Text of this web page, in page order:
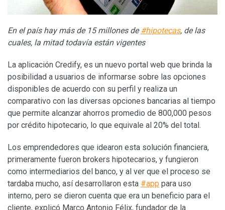
En el país hay más de 15 millones de#hipotecas, de las
cuales, la mitad todavía están vigentes
La aplicación Credify, es un nuevo portal web que brinda la
posibilidad a usuarios de informarse sobre las opciones
disponibles de acuerdo con su perfil y realiza un
comparativo con las diversas opciones bancarias al tiempo
que permite alcanzar ahorros promedio de 800,000 pesos
por crédito hipotecario, lo que equivale al 20% del total.
Los emprendedores que idearon esta solución financiera,
primeramente fueron brokers hipotecarios, y fungieron
como intermediarios del banco, y al ver que el proceso se
tardaba mucho, así desarrollaron esta #app para uso
interno, pero se dieron cuenta que era un beneficio para el
cliente, explicó Marco Antonio Félix, fundador de la